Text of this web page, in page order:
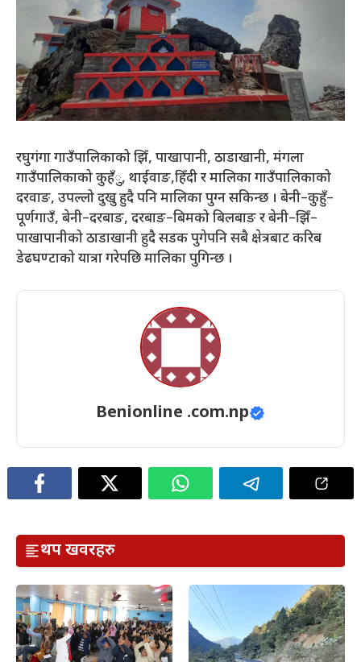
रघुगंगा गाउँपालिकाको झिँ, पाखापानी, ठाडाखानी, मंगला
गाउँपालिकाको कुहँु, थाईवाङ,हिँदी र मालिका गाउँपालिकाको
दरवाङ, उपल्लो दुखु हुदै पनि मालिका पुग्न सकिन्छ । बेनी–कुहुँ–
पूर्णगाउँ, बेनी–दरबाङ, दरबाङ–बिमको बिलबाङ र बेनी–झिँ–
पाखापानीको ठाडाखानी हुदै सडक पुगेपनि सबै क्षेत्रबाट करिब
डेढघण्टाको यात्रा गरेपछि मालिका पुगिन्छ ।
Benionline .com.np
थप खवरहरु